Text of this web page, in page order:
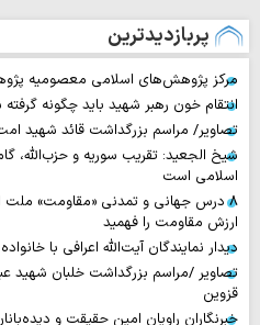
پربازدیدترین
مرکز پژوهش‌های اسلامی معصومیه
انتقام خون رهبر شهید باید چگونه
تصاویر/ مراسم بزرگداشت قائد شهید
شیخ الجعید: تقریب سوریه و حزب‌الله،
اسلامی است
۸ درس جهانی و تمدنی «مقاومت» ملت
ارزش مقاومت را فهمید
دیدار نمایندگان آیت‌الله اعرافی با
تصاویر /مراسم بزرگداشت خلبان شهید
قزوین
خبرنگاران راویان امین حقیقت و